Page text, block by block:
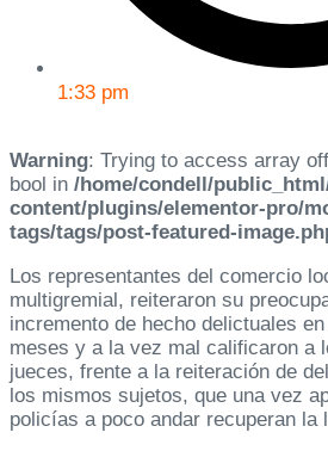
1:33 pm
Warning: Trying to access array
bool in /home/condell/
content/plugins/elementor-pro/
tags/tags/post-featured-
Los representantes del comercio
multigremial, reiteraron su
incremento de hecho delictuales
meses y a la vez mal calificaron a
jueces, frente a la reiteración de
los mismos sujetos, que una vez
policías a poco andar recuperan la